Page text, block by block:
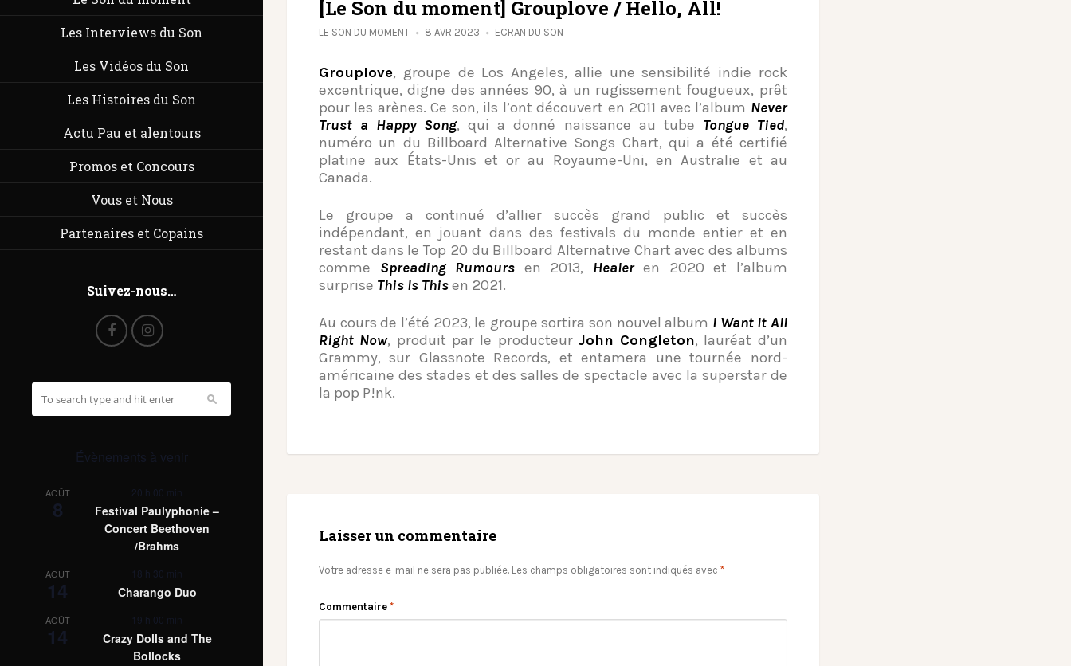
Les Interviews du Son
Les Vidéos du Son
Les Histoires du Son
Actu Pau et alentours
Promos et Concours
Vous et Nous
Partenaires et Copains
Suivez-nous…
Évènements à venir
AOÛT
8
20 h 00 min
Festival Paulyphonie –
Concert Beethoven
/Brahms
AOÛT
14
18 h 30 min
Charango Duo
AOÛT
14
19 h 00 min
Crazy Dolls and The
Bollocks
[Le Son du moment] Grouplove / Hello, All!
LE SON DU MOMENT 8 AVR 2023 ECRAN DU SON
Grouplove, groupe de Los Angeles, allie une sensibilité indie rock
excentrique, digne des années 90, à un rugissement fougueux, prêt
pour les arènes. Ce son, ils l’ont découvert en 2011 avec l’album Never
Trust a Happy Song, qui a donné naissance au tube Tongue Tied,
numéro un du Billboard Alternative Songs Chart, qui a été certifié
platine aux États-Unis et or au Royaume-Uni, en Australie et au
Canada.
Le groupe a continué d’allier succès grand public et succès
indépendant, en jouant dans des festivals du monde entier et en
restant dans le Top 20 du Billboard Alternative Chart avec des albums
comme Spreading Rumours en 2013, Healer en 2020 et l’album
surprise This Is Thisen 2021.
Au cours de l’été 2023, le groupe sortira son nouvel album I Want It All
Right Now, produit par le producteur John Congleton, lauréat d’un
Grammy, sur Glassnote Records, et entamera une tournée nord-
américaine des stades et des salles de spectacle avec la superstar de
la pop P!nk.
Laisser un commentaire
Votre adresse e-mail ne sera pas publiée. Les champs obligatoires sont indiqués avec *
Commentaire *